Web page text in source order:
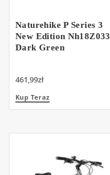
Naturehike P Series 3
New Edition Nh18Z033
Dark Green
461,99zł
Kup Teraz